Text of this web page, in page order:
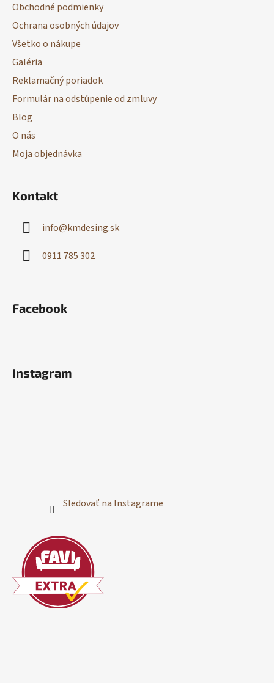
Obchodné podmienky
Ochrana osobných údajov
Všetko o nákupe
Galéria
Reklamačný poriadok
Formulár na odstúpenie od zmluvy
Blog
O nás
Moja objednávka
Kontakt
info@kmdesing.sk
0911 785 302
Facebook
Instagram
Sledovať na Instagrame